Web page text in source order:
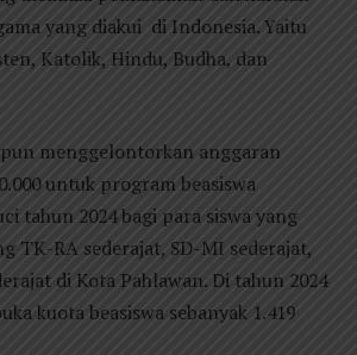
yang diakui di Indonesia. Yaitu
Katolik, Hindu, Budha, dan
menggelontorkan anggaran
untuk program beasiswa
tahun 2024 bagi para siswa yang
TK-RA sederajat, SD-MI sederajat,
di Kota Pahlawan. Di tahun 2024
kuota beasiswa sebanyak 1.419